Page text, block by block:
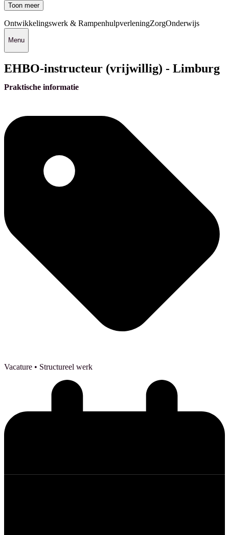
Toon meer
Ontwikkelingswerk & RampenhulpverleningZorgOnderwijs
Menu
EHBO-instructeur (vrijwillig) - Limburg
Praktische informatie
Vacature • Structureel werk